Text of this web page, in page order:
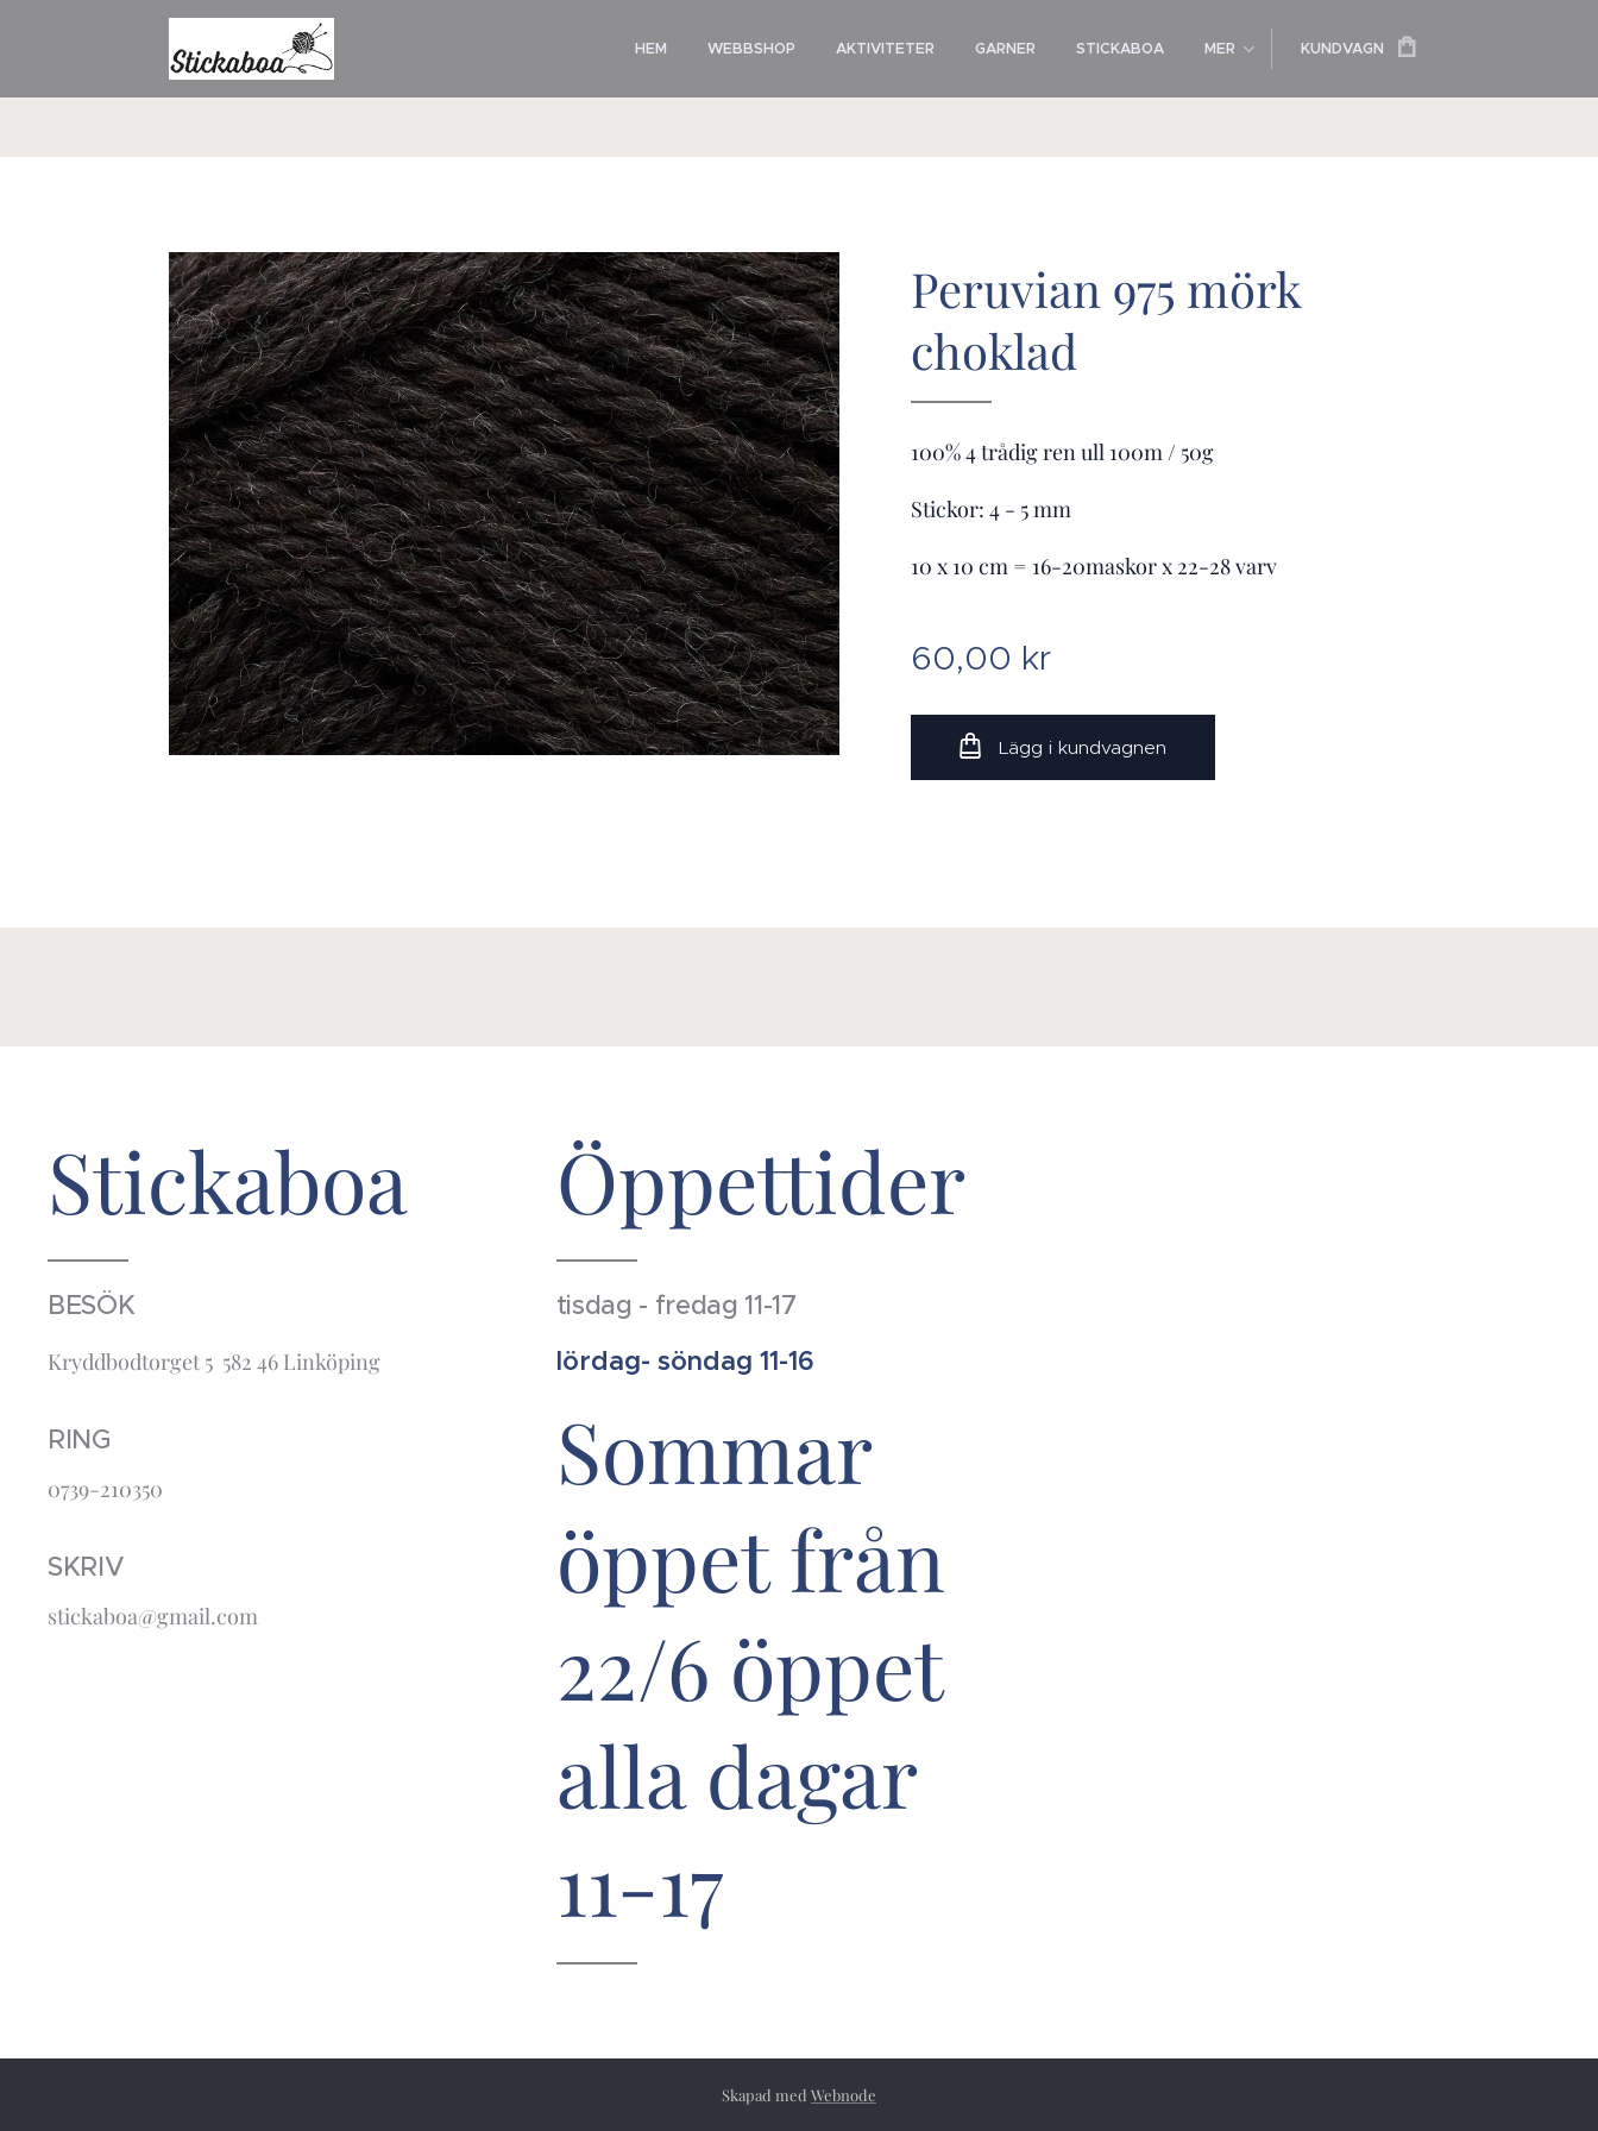
HEM WEBBSHOP AKTIVITETER GARNER STICKABOA MER KUNDVAGN
Peruvian 975 mörk
choklad
100% 4 trådig ren ull 100m / 50g
Stickor: 4 - 5 mm
10 x 10 cm = 16-20maskor x 22-28 varv
60,00 kr
Lägg i kundvagnen
Stickaboa
BESÖK
Kryddbodtorget 5 582 46 Linköping
RING
0739-210350
SKRIV
stickaboa@gmail.com
Öppettider
tisdag - fredag 11-17
lördag- söndag 11-16
Sommar
öppet från
22/6 öppet
alla dagar
11-17
Skapad med Webnode